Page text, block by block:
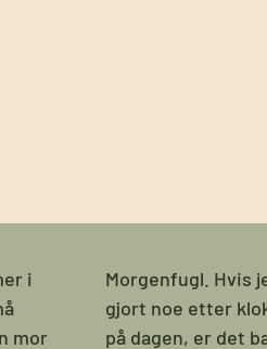
i
mor
Morgenfugl. Hvis
gjort noe etter
på dagen, er det